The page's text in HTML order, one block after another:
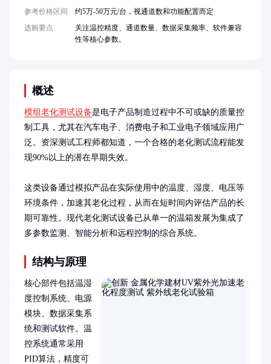
概述
模组老化测试设备是电子产品制造过程中不可或缺的质量控
制工具，尤其在汽车电子、消费电子和工业电子领域应用广
泛。资深测试工程师都知道，一个合格的老化测试流程能发
现90%以上的潜在早期失效。
这类设备通过模拟产品在实际使用中的温度、湿度、电压等
环境条件，加速其老化过程，从而在短时间内评估产品的长
期可靠性。现代老化测试设备已从单一的温箱发展为集成了
多参数监测、智能分析和远程控制的综合系统。
结构与原理
核心部件包括温湿
度控制系统、电源
模块、数据采集系
统和测试软件。温
控系统通常采用
PID算法，精度可
参考价格区间
约5万-50万元/台，视通道数和功能配置而定
选购要点
关注温控精度、通道数量、数据采集频率、软件兼容
性等核心参数。